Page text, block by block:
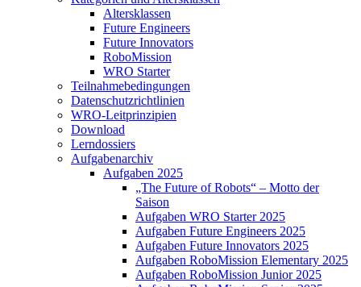
Altersklassen
Future Engineers
Future Innovators
RoboMission
WRO Starter
Teilnahmebedingungen
Datenschutzrichtlinien
WRO-Leitprinzipien
Download
Lerndossiers
Aufgabenarchiv
Aufgaben 2025
„The Future of Robots“ – Motto der
Saison
Aufgaben WRO Starter 2025
Aufgaben Future Engineers 2025
Aufgaben Future Innovators 2025
Aufgaben RoboMission Elementary 2025
Aufgaben RoboMission Junior 2025